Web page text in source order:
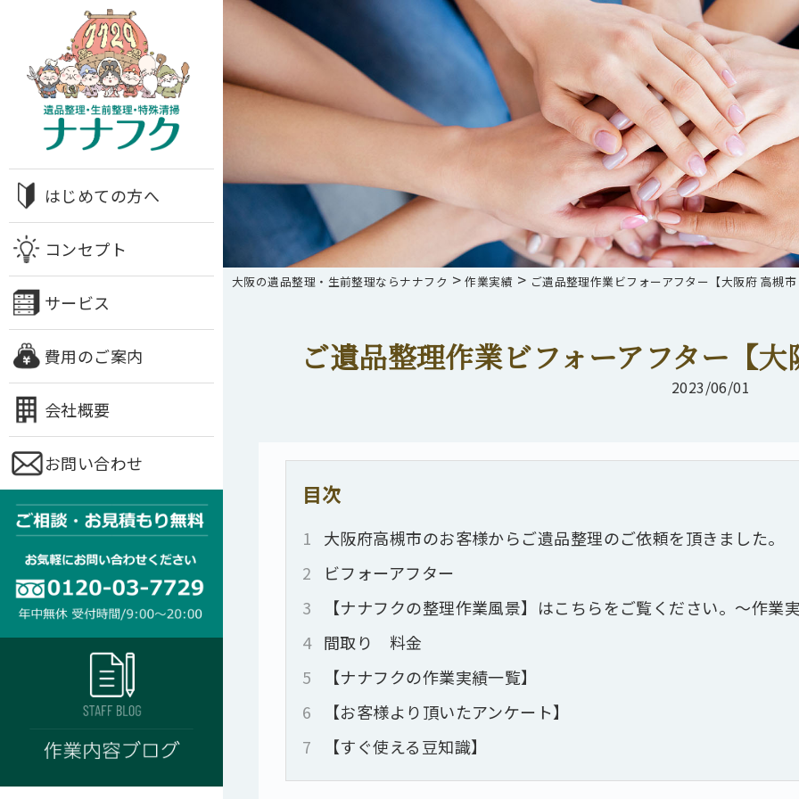
はじめての方へ
コンセプト
サービス
費用のご案内
会社概要
お問い合わせ
大阪の遺品整理・生前整理ならナナフク >作業実績 > ご遺品整理作業ビフォーアフター【大阪府 高槻市
ご遺品整理作業ビフォーアフター【大
2023/06/01
目次
1
大阪府高槻市のお客様からご遺品整理のご依頼を頂きました。
2
ビフォーアフター
3
【ナナフクの整理作業風景】はこちらをご覧ください。～作業
4 間取り 料金
5
【ナナフクの作業実績一覧】
6
【お客様より頂いたアンケート】
7
【すぐ使える豆知識】